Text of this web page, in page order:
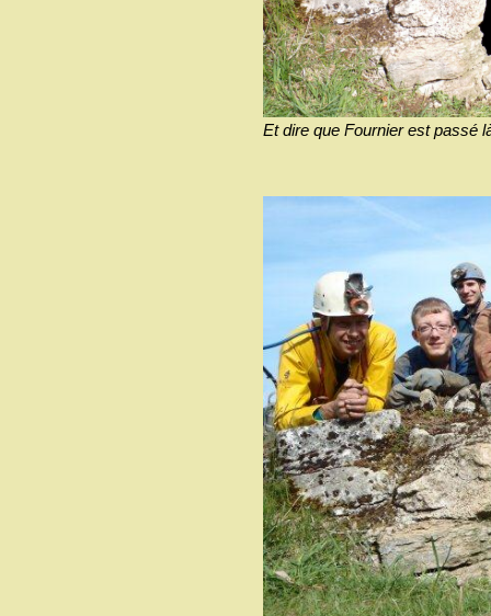
Et dire que Fournier est passé